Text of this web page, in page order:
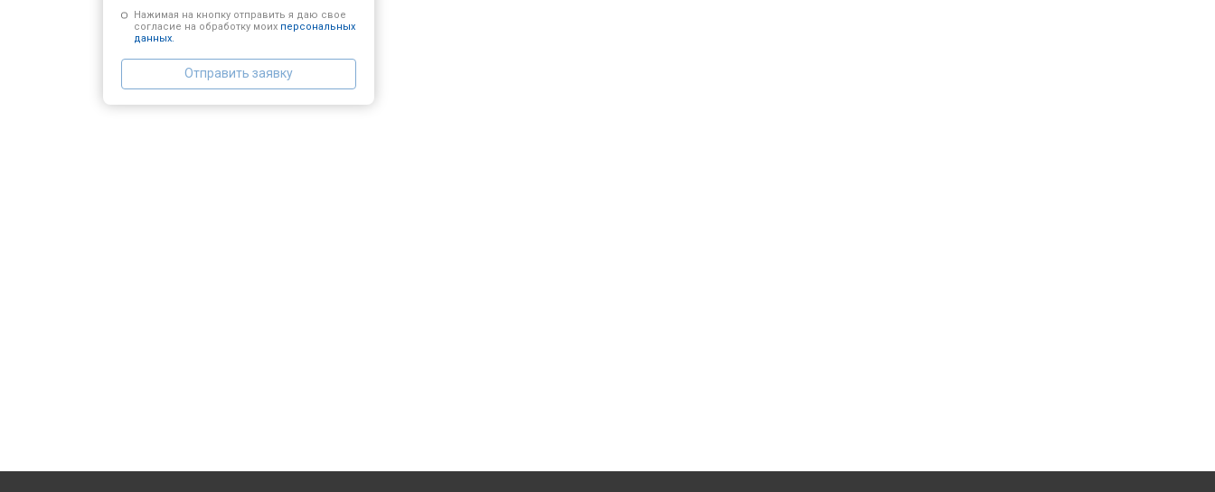
Нажимая на кнопку отправить я даю свое
согласие на обработку моих персональных
данных.
Отправить заявку